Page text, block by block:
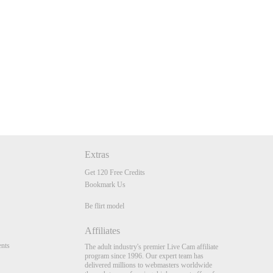
Extras
Get 120 Free Credits
Bookmark Us
Be flirt model
Affiliates
The adult industry's premier Live Cam affiliate
program since 1996. Our expert team has
delivered millions to webmasters worldwide